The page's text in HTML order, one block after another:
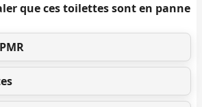
que ces toilettes sont en panne